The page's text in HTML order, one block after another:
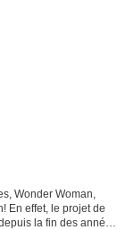
Wonder Woman,
En effet, le projet de
la fin des années